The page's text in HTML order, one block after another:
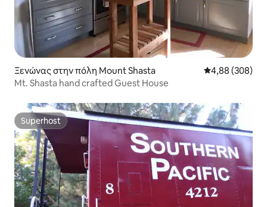
Ξενώνας στην πόλη Mount Shasta Μέση
4,88 (308)
Mt. Shasta hand crafted Guest House
Superhost
Superhost